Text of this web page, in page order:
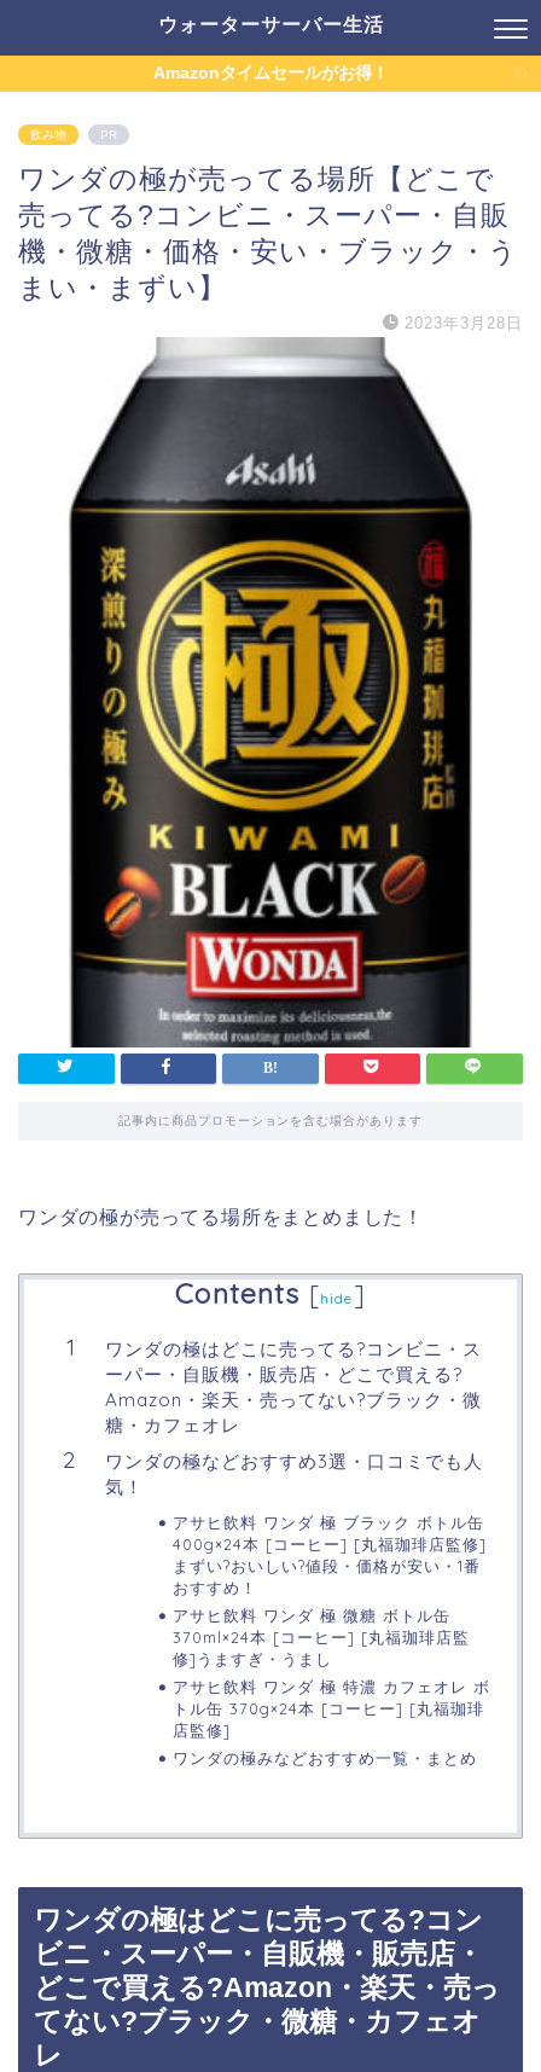
ウォーターサーバー生活
Amazonタイムセールがお得！
飲み物 PR
ワンダの極が売ってる場所【どこで
売ってる?コンビニ・スーパー・自販
機・微糖・価格・安い・ブラック・う
まい・まずい】
2023年3月28日
記事内に商品プロモーションを含む場合があります
ワンダの極が売ってる場所をまとめました！
Contents [hide ]
ワンダの極はどこに売ってる?コンビニ・ス
ーパー・自販機・販売店・どこで買える?
Amazon・楽天・売ってない?ブラック・微
糖・カフェオレ
ワンダの極などおすすめ3選・口コミでも人
気！
アサヒ飲料 ワンダ 極 ブラック ボトル缶
400g×24本 [コーヒー] [丸福珈琲店監修]
まずい?おいしい?値段・価格が安い・1番
おすすめ！
アサヒ飲料 ワンダ 極 微糖 ボトル缶
370ml×24本 [コーヒー] [丸福珈琲店監
修]うますぎ・うまし
アサヒ飲料 ワンダ 極 特濃 カフェオレ ボ
トル缶 370g×24本 [コーヒー] [丸福珈琲
店監修]
ワンダの極みなどおすすめ一覧・まとめ
ワンダの極はどこに売ってる?コン
ビニ・スーパー・自販機・販売店・
どこで買える?Amazon・楽天・売っ
てない?ブラック・微糖・カフェオ
レ